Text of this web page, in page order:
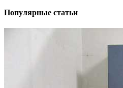
Популярные статьи